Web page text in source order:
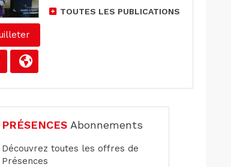
TOUTES LES PUBLICATIONS
PRÉSENCES Abonnements
Découvrez toutes les offres de
Présences